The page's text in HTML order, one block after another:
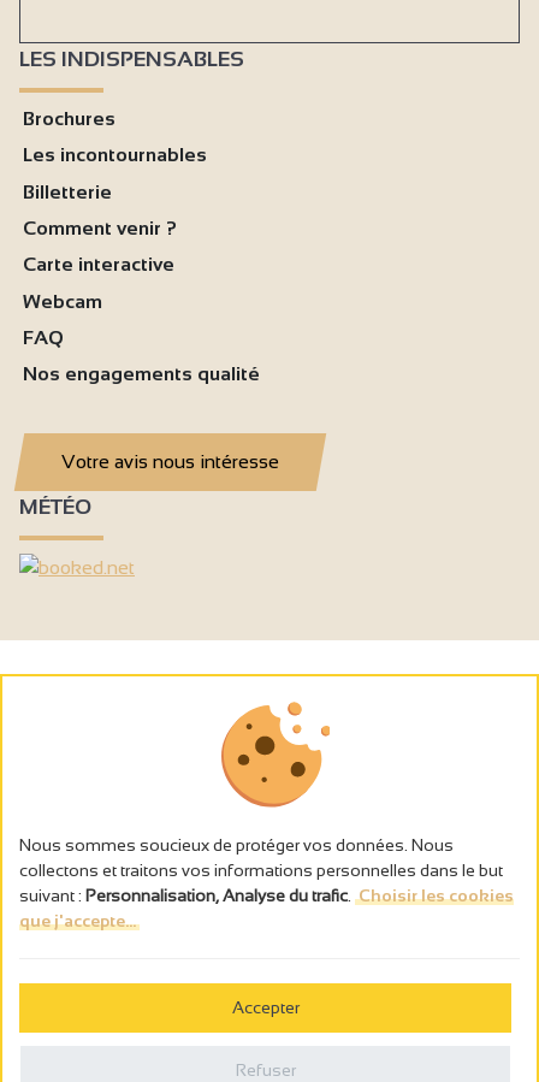
LES INDISPENSABLES
Brochures
Les incontournables
Billetterie
Comment venir ?
Carte interactive
Webcam
FAQ
Nos engagements qualité
Votre avis nous intéresse
MÉTÉO
L’abus d’alcool est dangereux pour la santé, à consommer avec
Politique de confidentialité
Nous sommes soucieux de protéger vos données. Nous
collectons et traitons vos informations personnelles dans le but
suivant : Personnalisation, Analyse du trafic Choisir les cookies
que j'accepte...
Accepter
Refuser